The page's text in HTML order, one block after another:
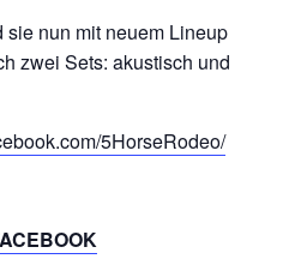
nun mit neuem Lineup
zwei Sets: akustisch und
5HorseRodeo/